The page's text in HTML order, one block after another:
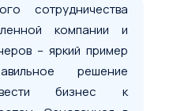
сотрудничества
компании и
– яркий пример
решение
бизнес к